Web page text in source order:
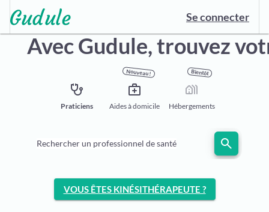
Se connecter
Avec Gudule,trouvez
stethoscope
Praticiens
Nouveau !
medical_services
Aides à domicile
Bientôt
holiday_village
Hébergements
Rechercher un professionnel de santé search
VOUS ÊTES KINÉSITHÉRAPEUTE ?